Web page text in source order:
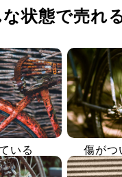
状態で売れ
いる 傷がつ